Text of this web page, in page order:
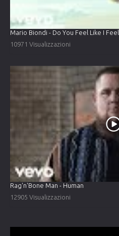
Mario Biondi - Do You Feel Like I Feel
10971 Visualizzazioni
Rag'n'Bone Man - Human
12905 Visualizzazioni